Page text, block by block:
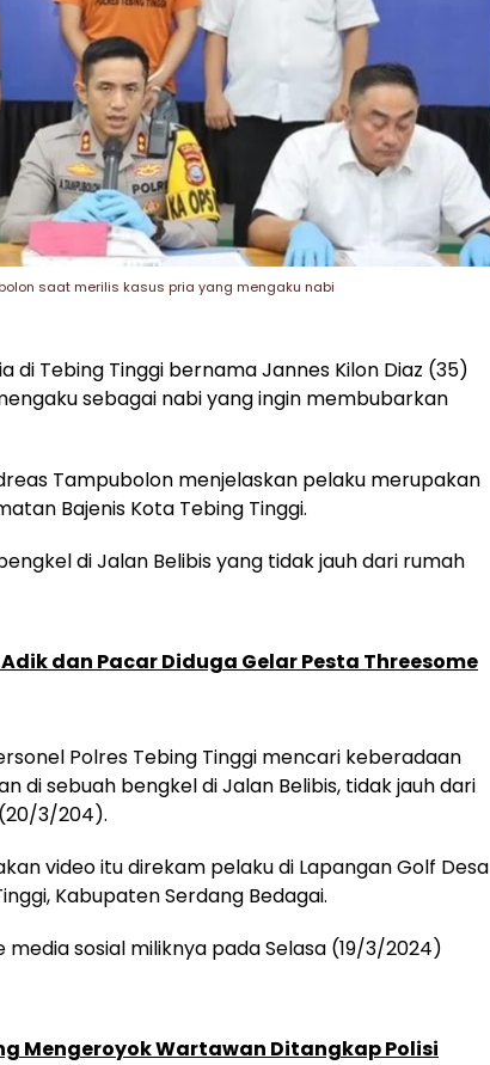
saat merilis kasus pria yang mengaku nabi
di Tebing Tinggi bernama Jannes Kilon Diaz (35)
sebagai nabi yang ingin membubarkan
Tampubolon menjelaskan pelaku merupakan
Bajenis Kota Tebing Tinggi.
di Jalan Belibis yang tidak jauh dari rumah
dan Pacar Diduga Gelar Pesta Threesome
Polres Tebing Tinggi mencari keberadaan
di sebuah bengkel di Jalan Belibis, tidak jauh dari
3/204).
video itu direkam pelaku di Lapangan Golf Desa
Kabupaten Serdang Bedagai.
media sosial miliknya pada Selasa (19/3/2024)
Mengeroyok Wartawan Ditangkap Polisi